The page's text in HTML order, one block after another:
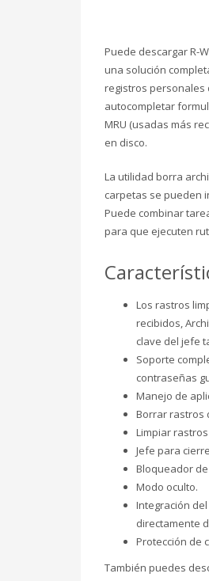
WordPress.org
HOW TO SHOP
1 Login or create
Puede descargar R-
una solución
registros personales
autocompletar
MRU (usadas más
en disco.
La utilidad borra
carpetas se pueden
Puede combinar
para que ejecuten
Los rastros
recibidos,
clave del jefe
Soporte
contraseñas
Manejo de
Borrar rastros
Limpiar
Jefe para
Bloqueador
Modo oculto.
Integración
directamente
Protección de
También puedes